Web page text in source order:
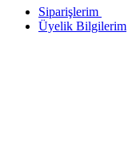
Siparişlerim
Üyelik Bilgilerim